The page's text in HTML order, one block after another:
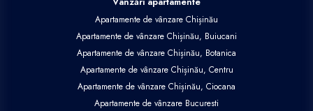
Apartamente de vânzare Chișinău
Apartamente de vânzare Chișinău, Buiucani
Apartamente de vânzare Chișinău, Botanica
Apartamente de vânzare Chișinău, Centru
Apartamente de vânzare Chișinău, Ciocana
Apartamente de vânzare Bucuresti